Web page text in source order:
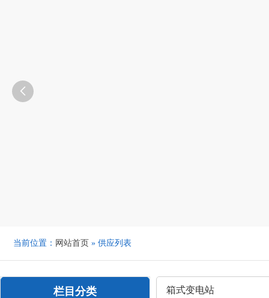

当前位置： 网站首页 » 供应列表
栏目分类 箱式变电站